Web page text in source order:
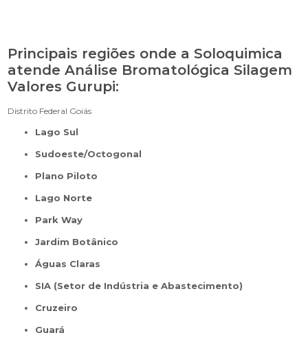
Principais regiões onde a Soloquimica
atende Análise Bromatológica Silagem
Valores Gurupi:
Distrito Federal Goiás
Lago Sul
Sudoeste/Octogonal
Plano Piloto
Lago Norte
Park Way
Jardim Botânico
Águas Claras
SIA (Setor de Indústria e Abastecimento)
Cruzeiro
Guará